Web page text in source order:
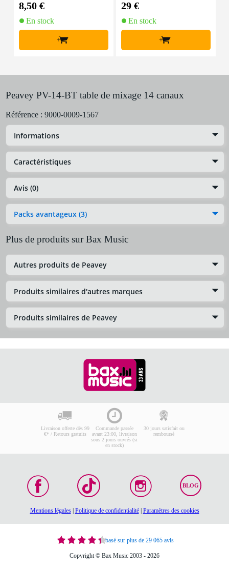
8,50 €
En stock
+
29 €
En stock
+
Peavey PV-14-BT table de mixage 14 canaux
Référence : 9000-0009-1567
Informations
Caractéristiques
Avis (0)
Packs avantageux (3)
Plus de produits sur Bax Music
Autres produits de Peavey
Produits similaires d'autres marques
Produits similaires de Peavey
Livraison offerte dès 99
€* / Retours gratuits
Commande passée
avant 23:00, livraison
sous 2 jours ouvrés (si
en stock)
30 jours satisfait ou
remboursé
BLOG
Mentions légales| Politique de confidentialité| Paramètres des cookies
basé sur plus de 29 065 avis
Copyright © Bax Music 2003 - 2026